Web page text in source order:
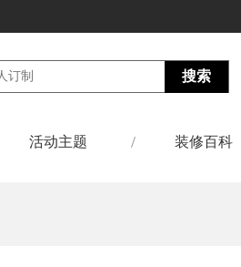
活动主题 装修百科